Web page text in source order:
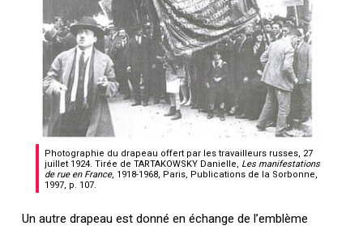
Photographie du drapeau offert par les travailleurs russes, 27
juillet 1924. Tirée de TARTAKOWSKY Danielle, Les manifestations
de rue en France, 1918-1968, Paris, Publications de la Sorbonne,
1997, p. 107.
Un autre drapeau est donné en échange de l’emblème